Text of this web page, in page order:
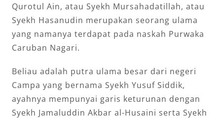
Qurotul Ain, atau Syekh Mursahadatillah, atau
Syekh Hasanudin merupakan seorang ulama
yang namanya terdapat pada naskah Purwaka
Caruban Nagari.
Beliau adalah putra ulama besar dari negeri
Campa yang bernama Syekh Yusuf Siddik,
ayahnya mempunyai garis keturunan dengan
Syekh Jamaluddin Akbar al-Husaini serta Syekh